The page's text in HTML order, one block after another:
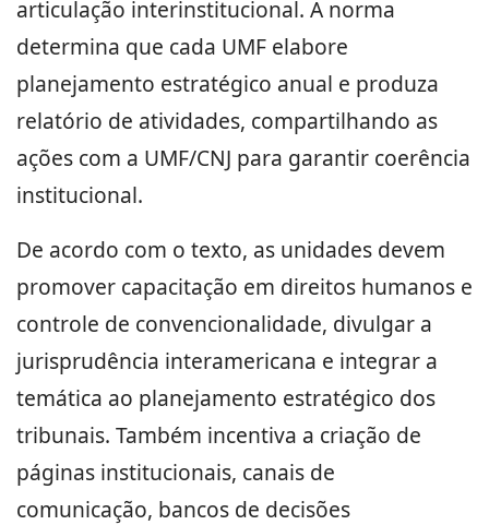
articulação interinstitucional. A norma
determina que cada UMF elabore
planejamento estratégico anual e produza
relatório de atividades, compartilhando as
ações com a UMF/CNJ para garantir coerência
institucional.
De acordo com o texto, as unidades devem
promover capacitação em direitos humanos e
controle de convencionalidade, divulgar a
jurisprudência interamericana e integrar a
temática ao planejamento estratégico dos
tribunais. Também incentiva a criação de
páginas institucionais, canais de
comunicação, bancos de decisões